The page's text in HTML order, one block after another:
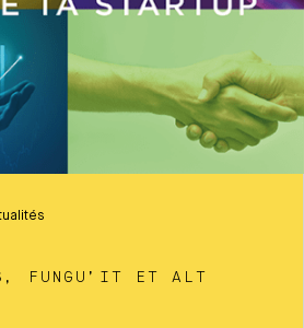
FUNGU’IT ET ALT